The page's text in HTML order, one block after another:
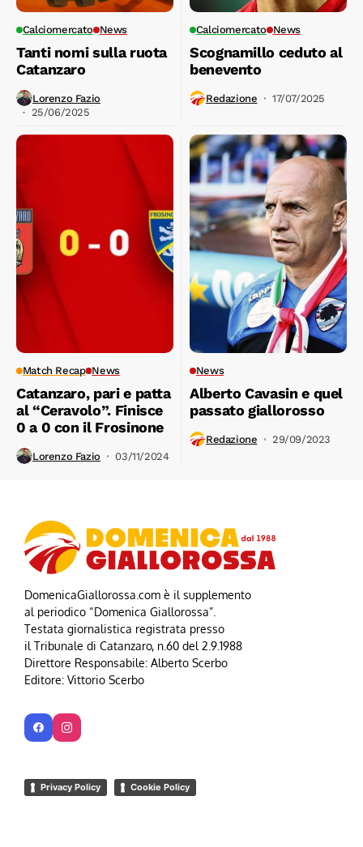
Calciomercato News
Tanti nomi sulla ruota
Catanzaro
Lorenzo Fazio
25/06/2025
Calciomercato News
Scognamillo ceduto al
benevento
Redazione 17/07/2025
Match Recap News
Catanzaro, pari e patta
al “Ceravolo”. Finisce
0 a 0 con il Frosinone
Lorenzo Fazio 03/11/2024
News
Alberto Cavasin e quel
passato giallorosso
Redazione 29/09/2023
DomenicaGiallorossa.com è il supplemento
al periodico “Domenica Giallorossa”.
Testata giornalistica registrata presso
il Tribunale di Catanzaro, n.60 del 2.9.1988
Direttore Responsabile: Alberto Scerbo
Editore: Vittorio Scerbo
Privacy Policy Cookie Policy